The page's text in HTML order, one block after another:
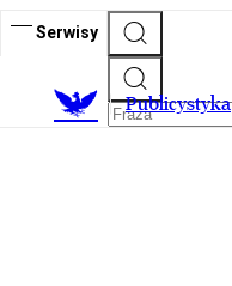
Serwisy
Publicystyka